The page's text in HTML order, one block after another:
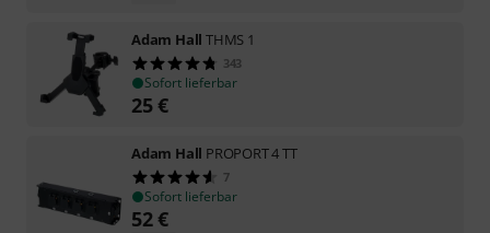
Adam Hall THMS 1
343
Sofort lieferbar
25€
Adam Hall PROPORT 4 TT
7
Sofort lieferbar
52€